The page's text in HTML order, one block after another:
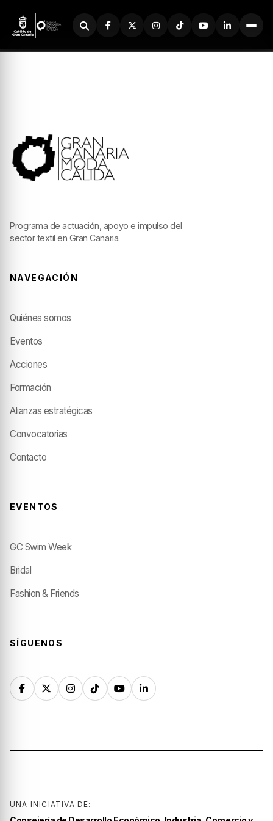
Buscador
Programa de actuación, apoyo e impulso del
sector textil en Gran Canaria.
NAVEGACIÓN
Quiénes somos
Eventos
Acciones
Formación
Alianzas estratégicas
Convocatorias
Contacto
EVENTOS
GC Swim Week
Bridal
Fashion & Friends
SÍGUENOS
UNA INICIATIVA DE: